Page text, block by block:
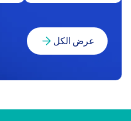
عرض الكل